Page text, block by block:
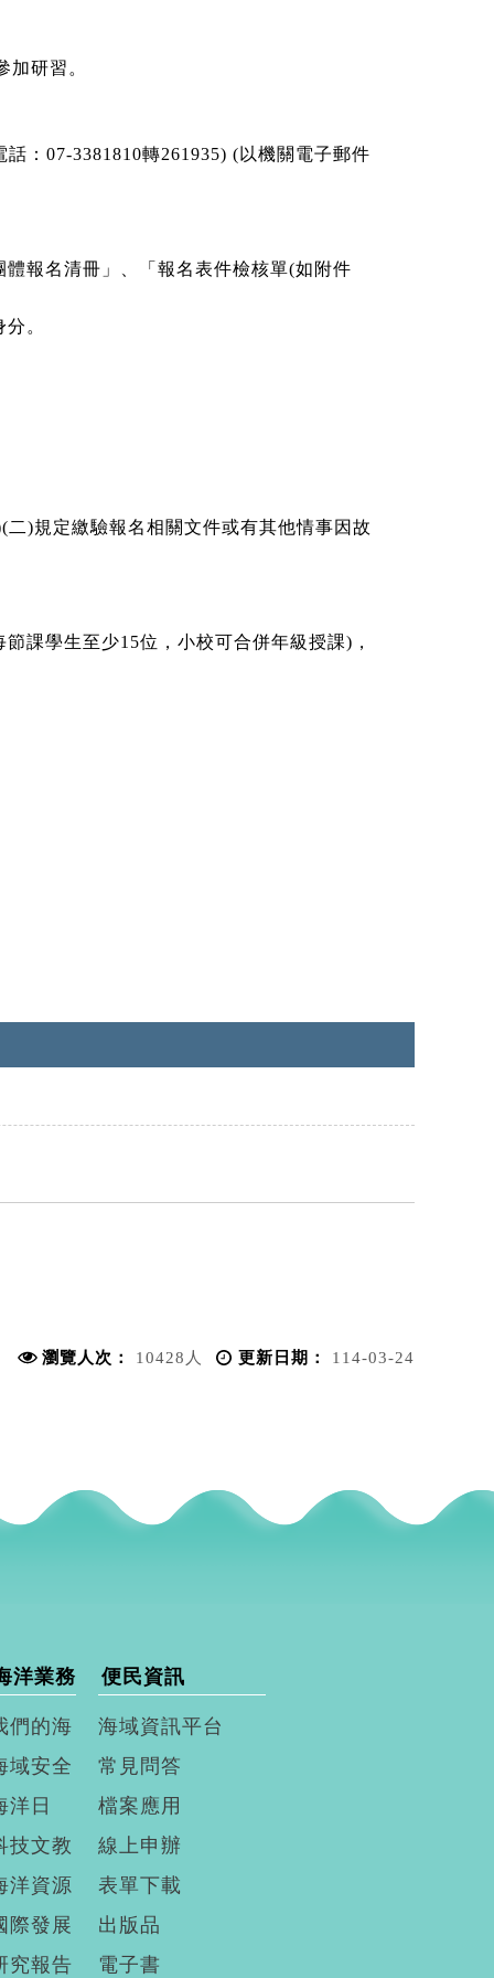
研習。
：07-3381810轉261935) (以機關電子郵件
報名清冊」、「報名表件檢核單(如附件
。
)規定繳驗報名相關文件或有其他情事因故
課學生至少15位，小校可合併年級授課)，
瀏覽人次： 10428人 更新日期： 114-03-24
洋業務
們的海
域安全
洋日
技文教
洋資源
際發展
究報告
便民資訊
海域資訊平台
常見問答
檔案應用
線上申辦
表單下載
出版品
電子書